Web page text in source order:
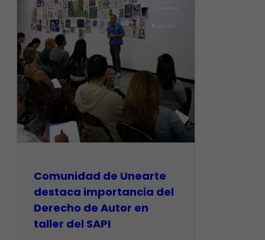
Comunidad de Unearte
destaca importancia del
Derecho de Autor en
taller del SAPI